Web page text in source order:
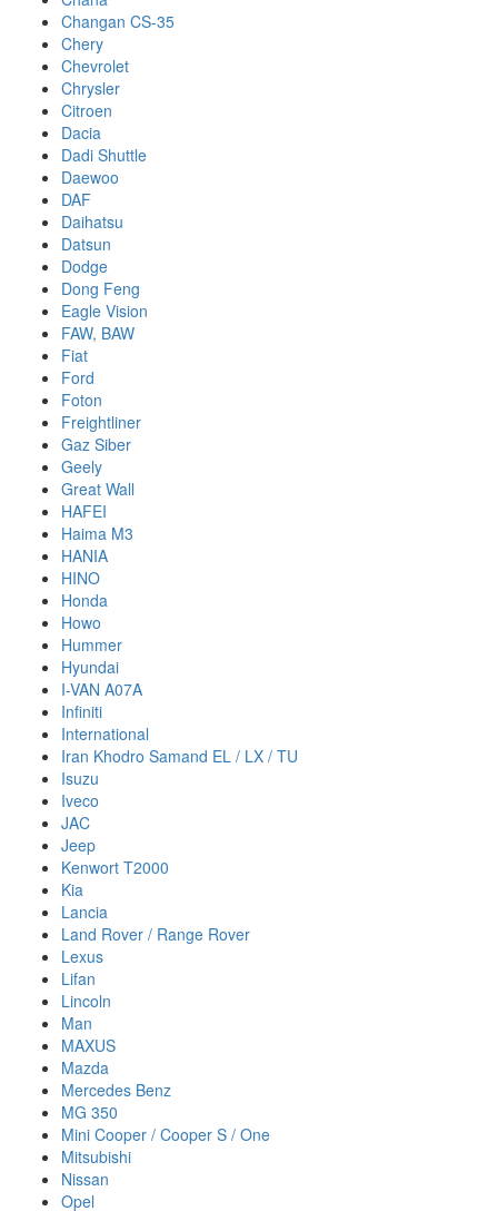
Changan CS-35
Chery
Chevrolet
Chrysler
Citroen
Dacia
Dadi Shuttle
Daewoo
DAF
Daihatsu
Datsun
Dodge
Dong Feng
Eagle Vision
FAW, BAW
Fiat
Ford
Foton
Freightliner
Gaz Siber
Geely
Great Wall
HAFEI
Haima M3
HANIA
HINO
Honda
Howo
Hummer
Hyundai
I-VAN A07A
Infiniti
International
Iran Khodro Samand EL / LX / TU
Isuzu
Iveco
JAC
Jeep
Kenwort T2000
Kia
Lancia
Land Rover / Range Rover
Lexus
Lifan
Lincoln
Man
MAXUS
Mazda
Mercedes Benz
MG 350
Mini Cooper / Cooper S / One
Mitsubishi
Nissan
Opel